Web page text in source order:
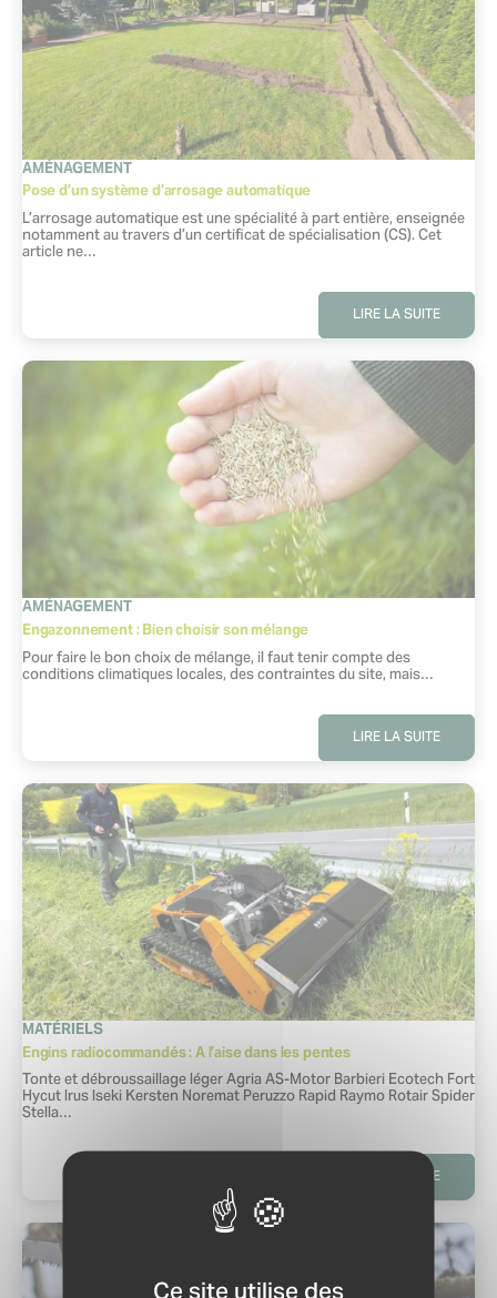
Pose d’un système d’arrosage automatique
CATÉGORIE
AMÉNAGEMENT
Extrait :
L’arrosage automatique est une spécialité à part entière, enseignée
notamment au travers d’un certificat de spécialisation (CS). Cet
article ne…
LIRE LA SUITE
Engazonnement : Bien choisir son mélange
CATÉGORIE
AMÉNAGEMENT
Extrait :
Pour faire le bon choix de mélange, il faut tenir compte des
conditions climatiques locales, des contraintes du site, mais…
LIRE LA SUITE
Engins radiocommandés : A l’aise dans les pentes
CATÉGORIE
MATÉRIELS
Extrait :
Tonte et débroussaillage léger Agria AS-Motor Barbieri Ecotech Fort
Hycut Irus Iseki Kersten Noremat Peruzzo Rapid Raymo Rotair Spider
Stella…
LIRE LA SUITE